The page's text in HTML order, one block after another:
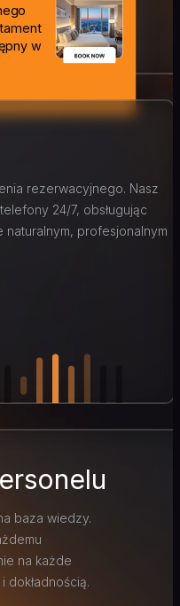
w
rezerwacyjnego. Nasz
24/7, obsługując
profesjonalnym
baza wiedzy.
na każde
dokładnością.